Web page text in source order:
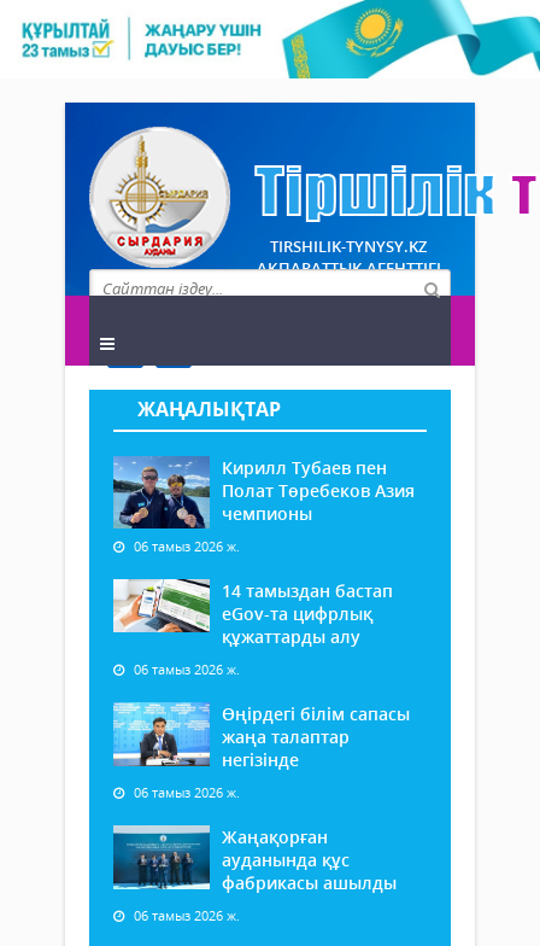
TIRSHILIK-TYNYSY.KZ
АҚПАРАТТЫҚ АГЕНТТІГІ
ЖАҢАЛЫҚТАР
Кирилл Тубаев пен
Полат Төребеков Азия
чемпионы
06 тамыз 2026 ж.
14 тамыздан бастап
еGov-та цифрлық
құжаттарды алу
06 тамыз 2026 ж.
Өңірдегі білім сапасы
жаңа талаптар
негізінде
06 тамыз 2026 ж.
Жаңақорған
ауданында құс
фабрикасы ашылды
06 тамыз 2026 ж.